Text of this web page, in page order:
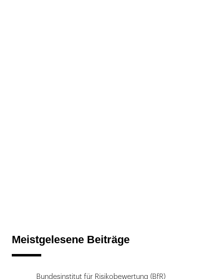
Meistgelesene Beiträge
Bundesinstitut für Risikobewertung (BfR)